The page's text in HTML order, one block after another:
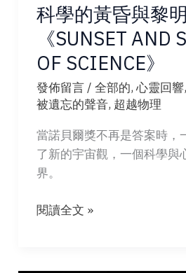
科學的黃昏與黎明
《SUNSET AND
OF SCIENCE》
發佈留言 / 全部的, 心靈回響,
被遺忘的聲音, 超越物理
當諾貝爾獎不再是答案時，
了新的宇宙觀，一個科學與
界。
科
閱讀全文 »